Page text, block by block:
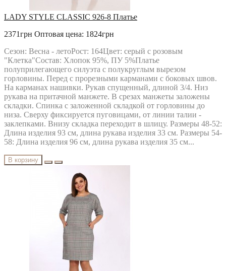
LADY STYLE CLASSIC 926-8 Платье
2371грн Оптовая цена: 1824грн
Сезон: Весна - летоРост: 164Цвет: серый с розовым
"Клетка"Состав: Хлопок 95%, ПУ 5%Платье
полуприлегающего силуэта с полукруглым вырезом
горловины. Перед с прорезными карманами с боковых швов.
На карманах нашивки. Рукав спущенный, длиной 3/4. Низ
рукава на притачной манжете. В срезах манжеты заложены
складки. Спинка с заложенной складкой от горловины до
низа. Сверху фиксируется пуговицами, от линии талии -
заклепками. Внизу складка переходит в шлицу. Размеры 48-52:
Длина изделия 93 см, длина рукава изделия 33 см. Размеры 54-
58: Длина изделия 96 см, длина рукава изделия 35 см...
В корзину